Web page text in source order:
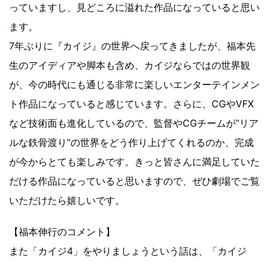
っていますし、見どころに溢れた作品になっていると思い
ます。
7年ぶりに『カイジ』の世界へ戻ってきましたが、福本先
生のアイディアや脚本も含め、カイジならではの世界観
が、今の時代にも通じる非常に楽しいエンターテインメン
ト作品になっていると感じています。さらに、CGやVFX
など技術面も進化しているので、監督やCGチームが“リア
ルな鉄骨渡り”の世界をどう作り上げてくれるのか、完成
が今からとても楽しみです。きっと皆さんに満足していた
だける作品になっていると思いますので、ぜひ劇場でご覧
いただけたら嬉しいです。
【福本伸行のコメント】
また「カイジ4」をやりましょうという話は、「カイジ